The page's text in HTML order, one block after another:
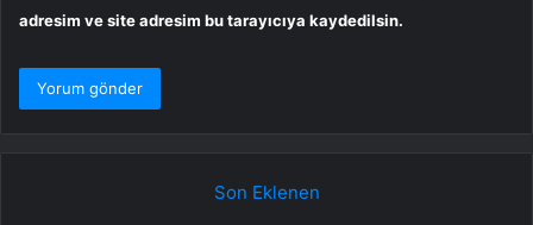
adresim ve site adresim bu tarayıcıya kaydedilsin.
Son Eklenen